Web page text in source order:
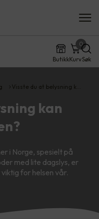
ButikkKurv
0
Søk
Visste du at belysning k…
kan
i Norge, spesielt på
med lite dagslys, er
for helsen vår.